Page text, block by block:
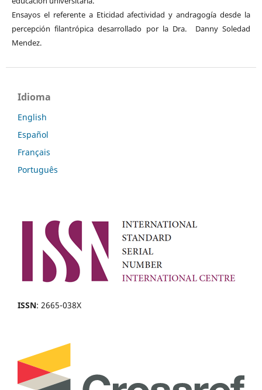
Ensayos el referente a Eticidad afectividad y andragogía desde la
percepción filantrópica desarrollado por la Dra. Danny Soledad
Mendez.
Idioma
English
Español
Français
Português
ISSN: 2665-038X